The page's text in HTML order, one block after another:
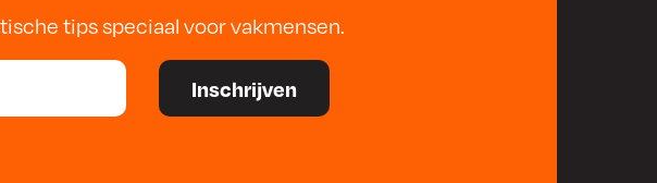
tips speciaal voor vakmensen.